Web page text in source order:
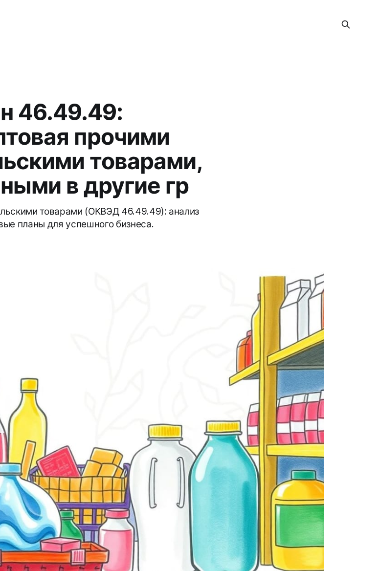
46.49.49:
прочими
товарами,
в другие гр
товарами (ОКВЭД 46.49.49): анализ
планы для успешного бизнеса.